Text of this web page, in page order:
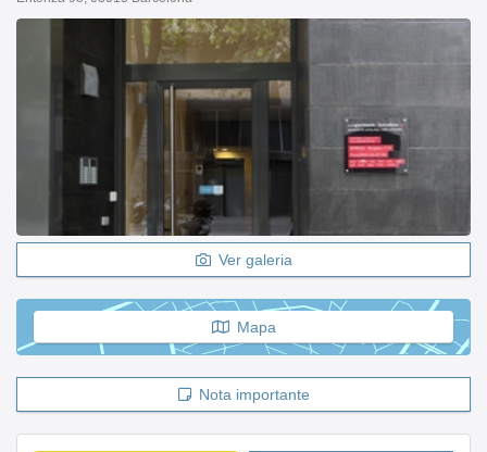
Ver galeria
Mapa
Nota importante